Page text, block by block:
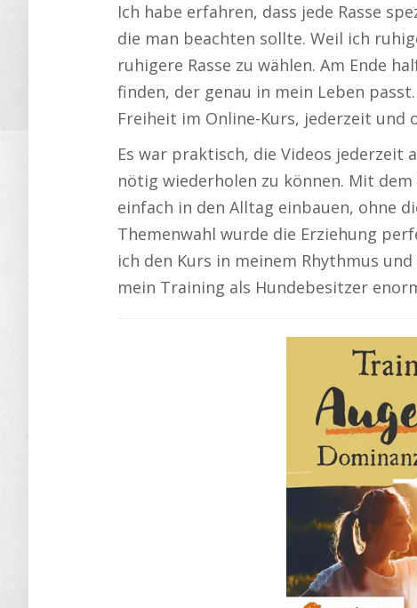
Ich habe erfahren, dass jede Rasse
die man beachten sollte. Weil ich
ruhigere Rasse zu wählen. Am Ende
finden, der genau in mein Leben
Freiheit im Online-Kurs, jederzeit und
Es war praktisch, die Videos jederzeit
nötig wiederholen zu können. Mit
einfach in den Alltag einbauen, ohne
Themenwahl wurde die Erziehung
ich den Kurs in meinem Rhythmus
mein Training als Hundebesitzer